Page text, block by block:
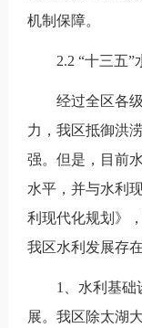
机制保障。
2.2 “十三五
经过全区各
力，我区抵御洪
强。但是，目前
水平，并与水利
利现代化规划》
我区水利发展存
1、水利基础
展。我区除太湖